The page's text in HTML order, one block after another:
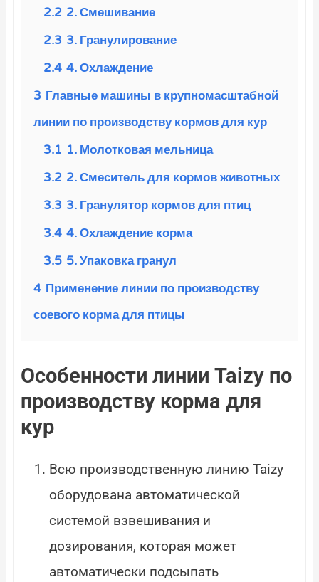
2.2 2. Смешивание
2.3 3. Гранулирование
2.4 4. Охлаждение
3 Главные машины в крупномасштабной
линии по производству кормов для кур
3.1 1. Молотковая мельница
3.2 2. Смеситель для кормов животных
3.3 3. Гранулятор кормов для птиц
3.4 4. Охлаждение корма
3.5 5. Упаковка гранул
4 Применение линии по производству
соевого корма для птицы
Особенности линии Taizy по
производству корма для
кур
Всю производственную линию Taizy
оборудована автоматической
системой взвешивания и
дозирования, которая может
автоматически подсыпать